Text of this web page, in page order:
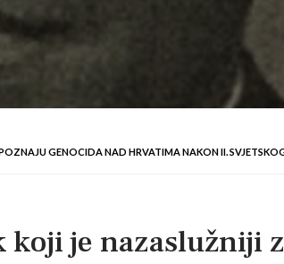
GENOCIDA NAD HRVATIMA NAKON II.
je nazaslužniji